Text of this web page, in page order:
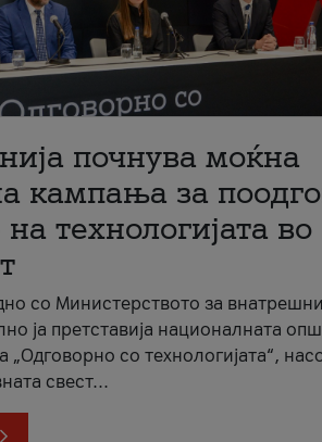
почнува моќна
кампања за
технологијата во
со Министерството за
ја претставија националната
со технологијата“,
свест...